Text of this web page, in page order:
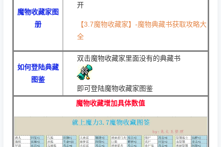
魔物收藏家图
册
开
【3.7魔物收藏家】-魔物典藏书获取攻略大
全
如何登陆典藏
图鉴
双击魔物收藏家里面没有的典藏书
即可登陆魔物收藏家图鉴
魔物收藏增加具体数值